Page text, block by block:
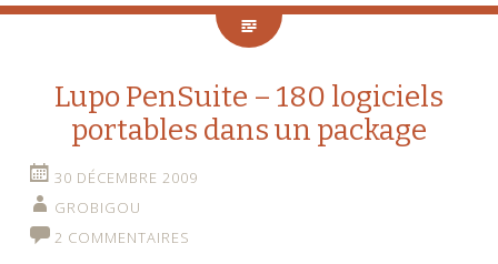
Lupo PenSuite – 180 logiciels
portables dans un package
30 DÉCEMBRE 2009
GROBIGOU
2 COMMENTAIRES